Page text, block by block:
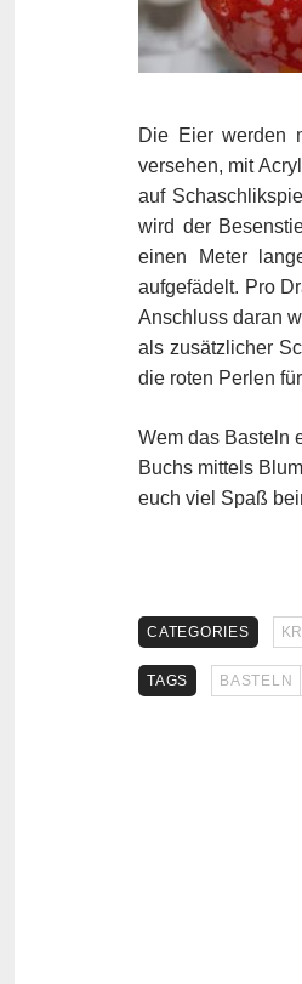
Die Eier werden
versehen, mit
auf
wird der
einen Meter
aufgefädelt. Pro
Anschluss daran
als zusätzlicher
die roten Perlen
Wem das Basteln
Buchs mittels
euch viel Spaß
CATEGORIES
TAGS BASTELN